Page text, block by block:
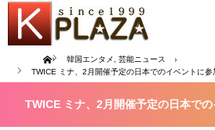
Home 韓国エンタメ
芸能ニュース
TWICE ミナ、2月開催予定の日本でのイベントに参
TWICE ミナ、2月開催予定の日本での